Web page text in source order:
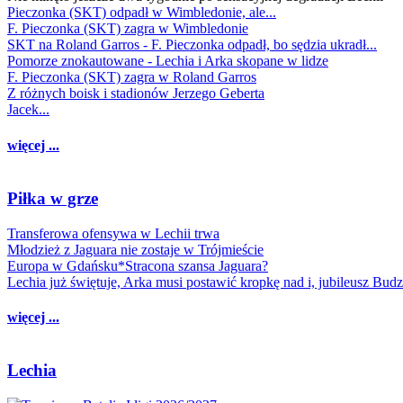
Pieczonka (SKT) odpadł w Wimbledonie, ale...
F. Pieczonka (SKT) zagra w Wimbledonie
SKT na Roland Garros - F. Pieczonka odpadł, bo sędzia ukradł...
Pomorze znokautowane - Lechia i Arka skopane w lidze
F. Pieczonka (SKT) zagra w Roland Garros
Z różnych boisk i stadionów Jerzego Geberta
Jacek...
więcej ...
Piłka w grze
Transferowa ofensywa w Lechii trwa
Młodzież z Jaguara nie zostaje w Trójmieście
Europa w Gdańsku*Stracona szansa Jaguara?
Lechia już świętuje, Arka musi postawić kropkę nad i, jubileusz
więcej ...
Lechia